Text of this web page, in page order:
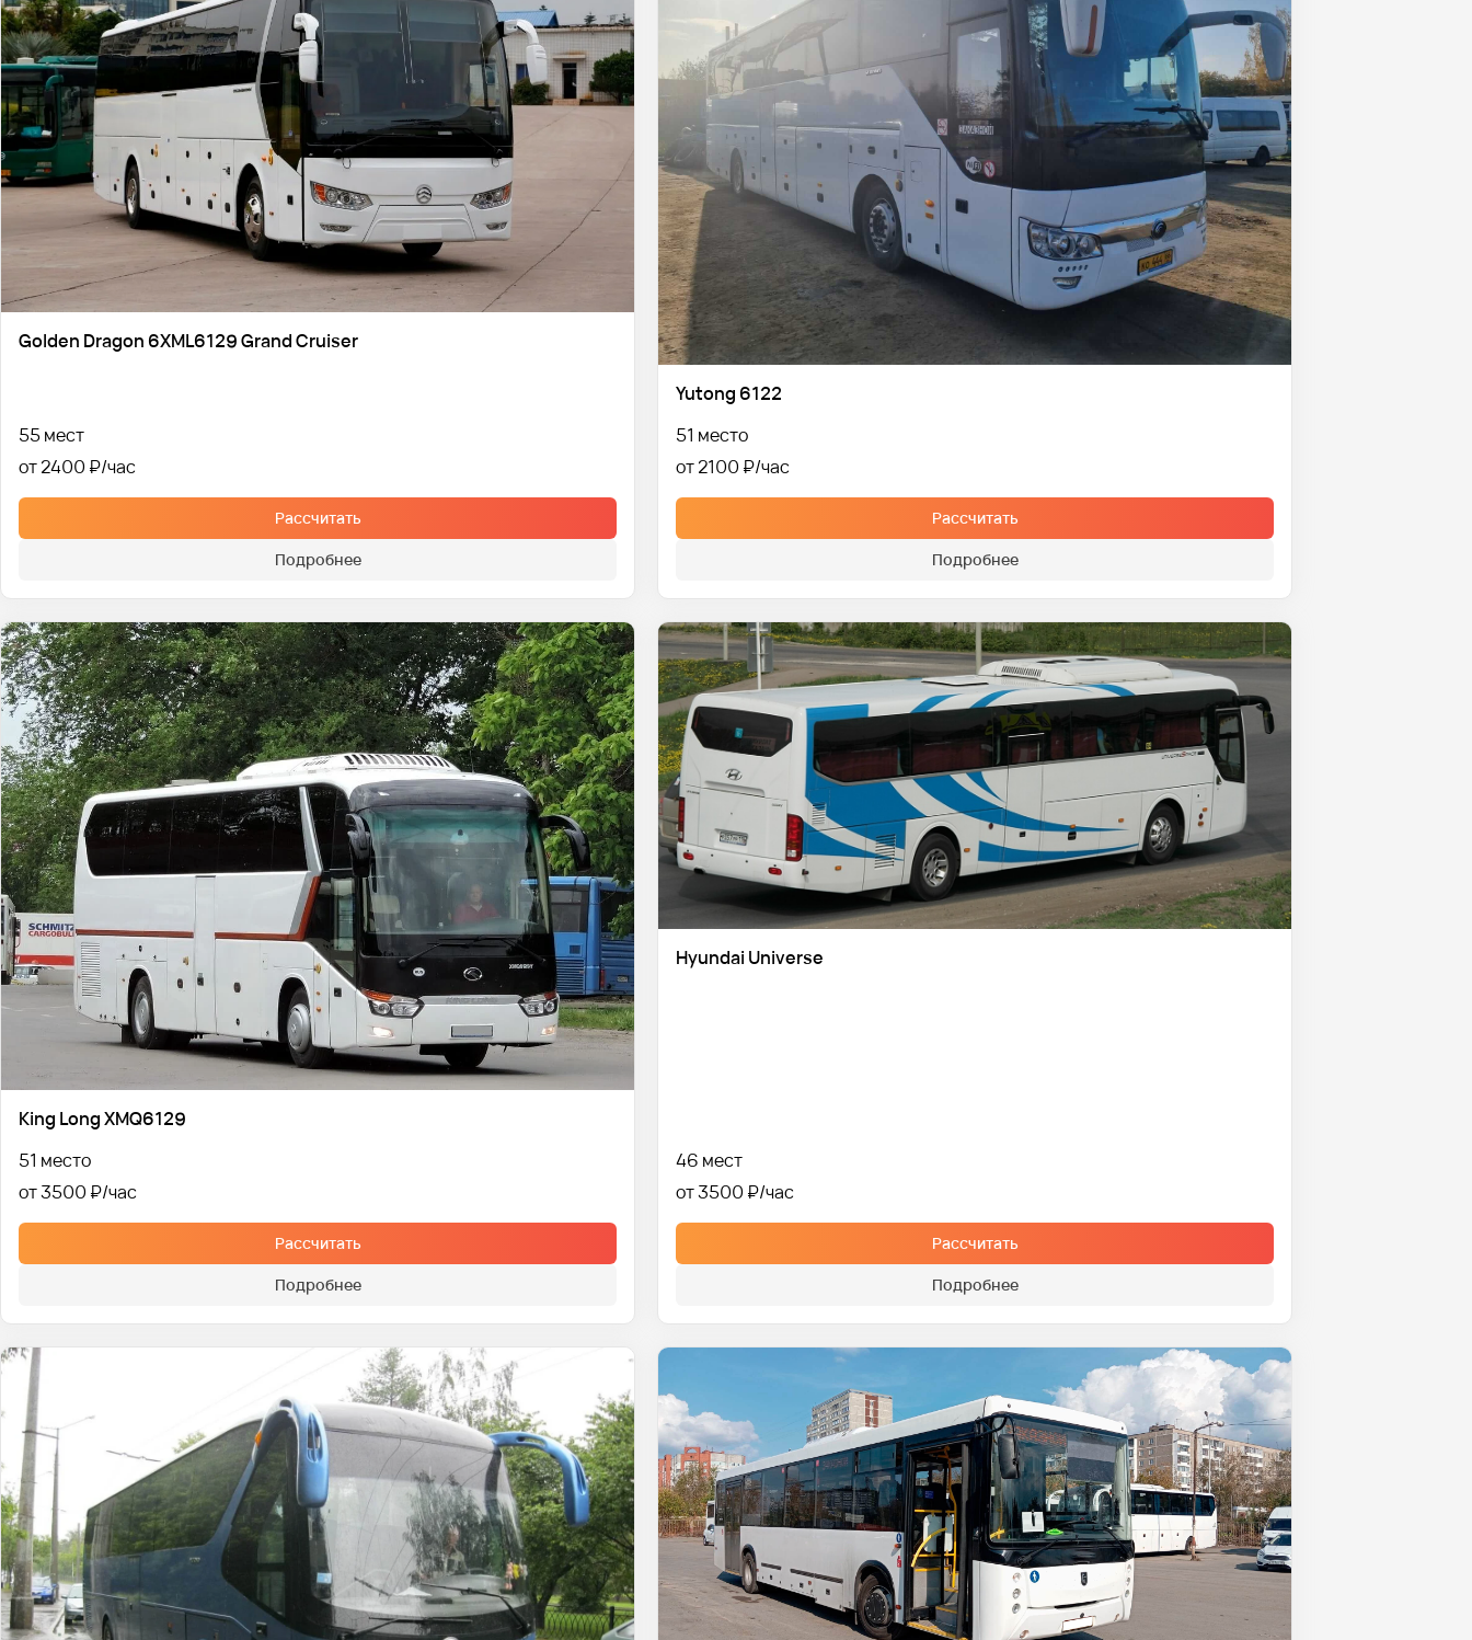
Golden Dragon 6XML6129 Grand Cruiser
55 мест
от 2400 ₽
Рассчитать
Подробнее
Yutong 6122
51 место
от 2100 ₽
Рассчитать
Подробнее
King Long XMQ6129
51 место
от 3500 ₽
Рассчитать
Подробнее
Hyundai Universe
46 мест
от 3500 ₽
Рассчитать
Подробнее